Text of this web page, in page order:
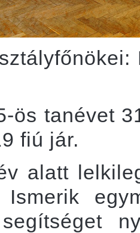
ös tanévet
fiú jár.
alatt